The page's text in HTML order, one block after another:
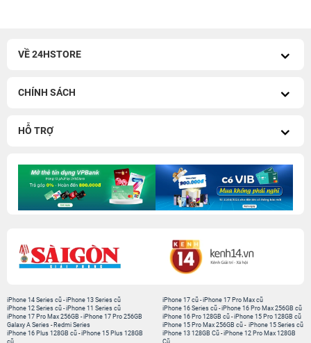
VỀ 24HSTORE
CHÍNH SÁCH
HỖ TRỢ
iPhone 14 Series cũ -iPhone 13 Series cũ
iPhone 12 Series cũ -iPhone 11 Series cũ
iPhone 17 Pro Max 256GB -iPhone 17 Pro 256GB
Galaxy A Series - Redmi Series
iPhone 17 cũ -iPhone 17 Pro Max cũ
iPhone 16 Series cũ - iPhone 16 Pro Max 256GB cũ
iPhone 16 Pro 128GB cũ -iPhone 15 Pro 128GB cũ
iPhone 15 Pro Max 256GB cũ - iPhone 15 Series cũ
iPhone 16 Plus 128GB cũ -iPhone 15 Plus 128GB
cũ
iPhone 13 128GB Cũ -iPhone 12 Pro Max 128GB
Cũ